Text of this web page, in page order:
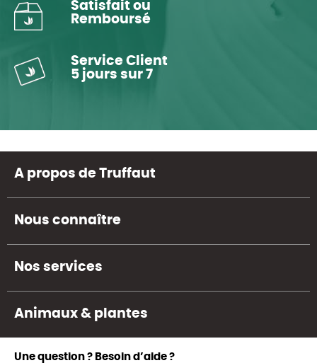
Satisfait ou
Remboursé
Service Client
5 jours sur 7
A propos de Truffaut
Nous connaître
Nos services
Animaux & plantes
Une question ? Besoin d’aide ?